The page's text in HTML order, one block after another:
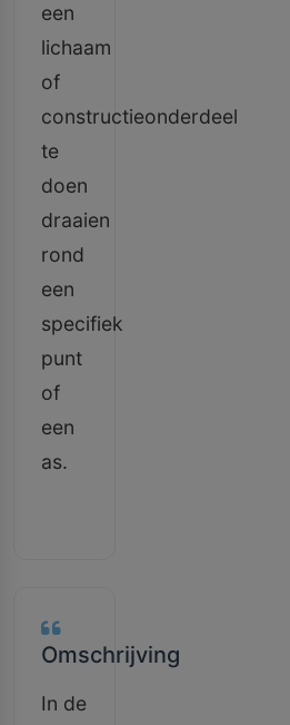
een
lichaam
of
constructieonderdeel
te
doen
draaien
rond
een
specifiek
punt
of
een
as.
Omschrijving
In de